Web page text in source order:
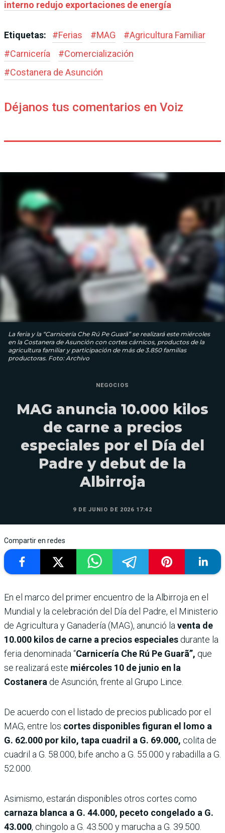
interno redujo exportaciones de energía
Etiquetas: #Ferias #MAG #Agricultura Familiar
#Carnicería #Comercialización
#Costanera de Asunción
Déjanos tus comentarios en Voiz
La feria y la “Carnicería Che Rú Pe Guarã” se realizará este miércoles
en la Costanera de Asunción con cortes cárnicos, productos de la
agricultura familiar y participación de más de 3.850 familias
productoras. Foto: Archivo
NEGOCIOS
MAG anuncia 10.000 kilos
de carne a precios
especiales por el Día del
Padre y debut de la
Albirroja
9 DE JUNIO DE 2026 17:42
Compartir en redes
En el marco del primer encuentro de la Albirroja en el
Mundial y la celebración del Día del Padre, el Ministerio
de Agricultura y Ganadería (MAG), anunció la venta de
10.000 kilos de carne a precios especiales durante la
feria denominada “Carnicería Che Rú Pe Guarã”, que
se realizará este miércoles 10 de junio en la
Costanera de Asunción, frente al Grupo Lince.
De acuerdo con el listado de precios publicado por el
MAG, entre los cortes disponibles figuran el lomo a
G. 62.000 por kilo, tapa cuadril a G. 69.000, colita de
cuadril a G. 58.000, bife ancho a G. 55.000 y rabadilla a G.
52.000.
Asimismo, estarán disponibles otros cortes como
carnaza blanca a G. 44.000, peceto congelado a G.
43.000, chingolo a G. 43.500 y marucha a G. 39.500.